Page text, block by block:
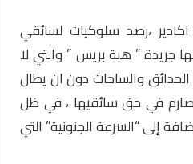
،رصد سلوكيات لسائقي
جريدة ” هبة بريس ” والتي لا
الحدائق والساحات دون ان يطال
صارم في حق سائقيها ، في ظل
إلى “السرعة الجنونية” التي